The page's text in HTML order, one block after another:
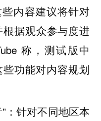
内容建议将针对
根据观众参与度进
称，测试版中
功能对内容规划
：针对不同地区本